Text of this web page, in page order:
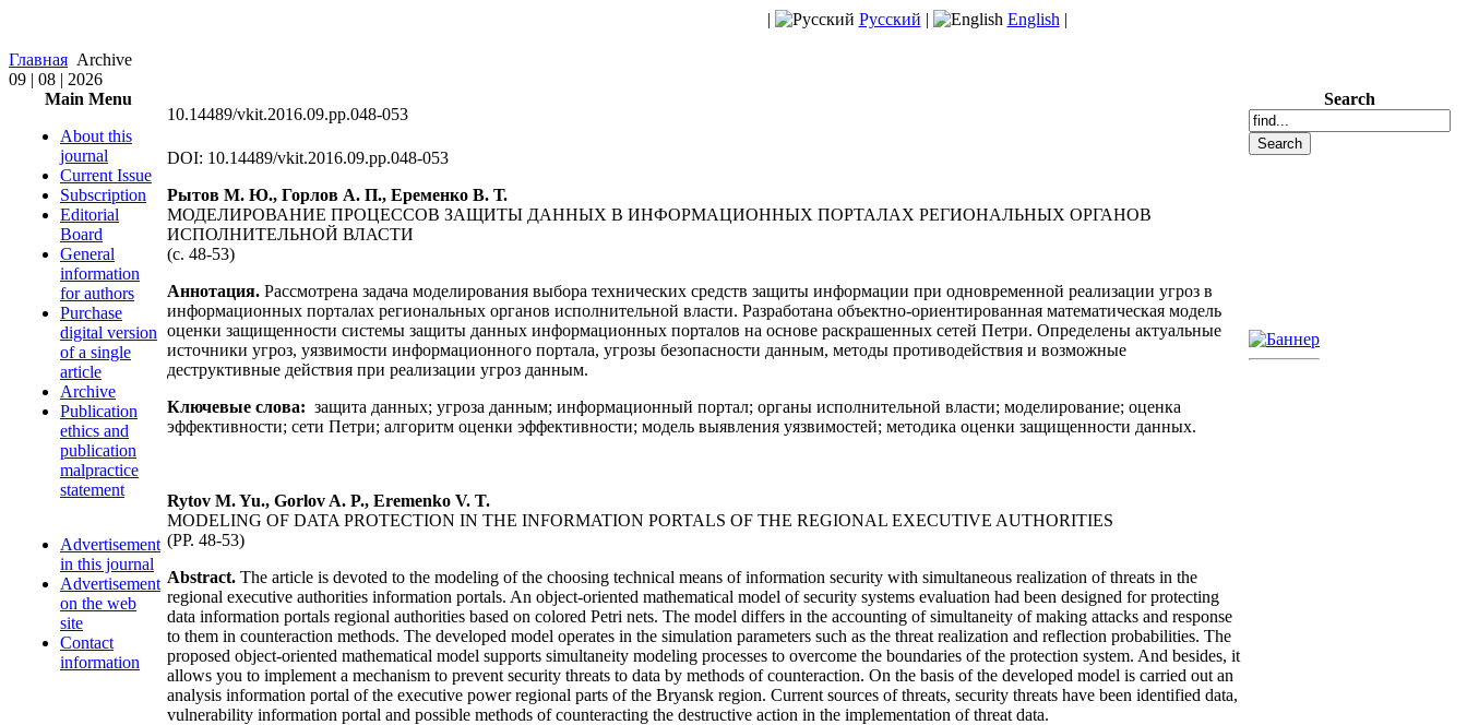
| Русский | English |
Главная Archive
09 | 08 | 2026
Main Menu
About this
journal
Current Issue
Subscription
Editorial
Board
General
information
for authors
Purchase
digital version
of a single
article
Archive
Publication
ethics and
publication
malpractice
statement
Advertisement
in this journal
Advertisement
on the web
site
Contact
information
10.14489/vkit.2016.09.pp.048-053
DOI: 10.14489/vkit.2016.09.pp.048-053
Рытов М. Ю., Горлов А. П., Еременко В. Т.
МОДЕЛИРОВАНИЕ ПРОЦЕССОВ ЗАЩИТЫ ДАННЫХ В ИНФОРМАЦИОННЫХ ПОРТАЛАХ РЕГИОНАЛЬНЫХ ОРГАНОВ
ИСПОЛНИТЕЛЬНОЙ ВЛАСТИ
(c. 48-53)
Аннотация. Рассмотрена задача моделирования выбора технических средств защиты информации при одновременной реализации угроз в
информационных порталах региональных органов исполнительной власти. Разработана объектно-ориентированная математическая модель
оценки защищенности системы защиты данных информационных порталов на основе раскрашенных сетей Петри. Определены актуальные
источники угроз, уязвимости информационного портала, угрозы безопасности данным, методы противодействия и возможные
деструктивные действия при реализации угроз данным.
Ключевые слова: защита данных; угроза данным; информационный портал; органы исполнительной власти; моделирование; оценка
эффективности; сети Петри; алгоритм оценки эффективности; модель выявления уязвимостей; методика оценки защищенности данных.
Rytov M. Yu., Gorlov A. P., Eremenko V. T.
MODELING OF DATA PROTECTION IN THE INFORMATION PORTALS OF THE REGIONAL EXECUTIVE AUTHORITIES
(PP. 48-53)
Abstract. The article is devoted to the modeling of the choosing technical means of information security with simultaneous realization of threats in the
regional executive authorities information portals. An object-oriented mathematical model of security systems evaluation had been designed for protecting
data information portals regional authorities based on colored Petri nets. The model differs in the accounting of simultaneity of making attacks and response
to them in counteraction methods. The developed model operates in the simulation parameters such as the threat realization and reflection probabilities. The
proposed object-oriented mathematical model supports simultaneity modeling processes to overcome the boundaries of the protection system. And besides, it
allows you to implement a mechanism to prevent security threats to data by methods of counteraction. On the basis of the developed model is carried out an
analysis information portal of the executive power regional parts of the Bryansk region. Current sources of threats, security threats have been identified data,
vulnerability information portal and possible methods of counteracting the destructive action in the implementation of threat data.
Search